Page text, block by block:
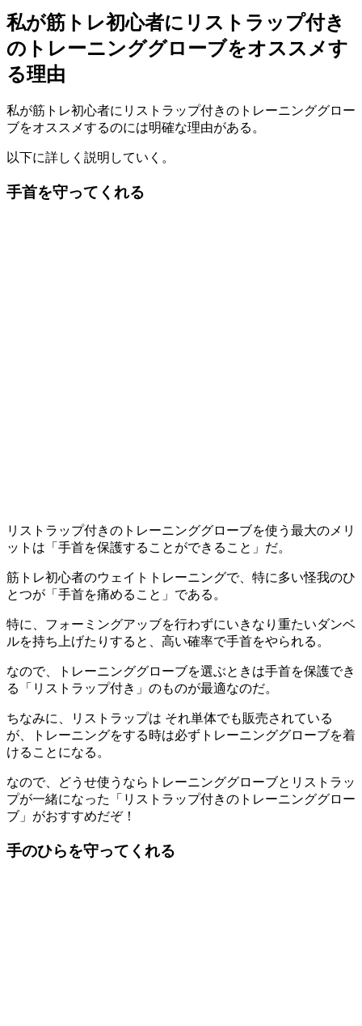
私が筋トレ初心者にリストラップ付き
のトレーニンググローブをオススメす
る理由
私が筋トレ初心者にリストラップ付きのトレーニンググロー
ブをオススメするのには明確な理由がある。
以下に詳しく説明していく。
手首を守ってくれる
リストラップ付きのトレーニンググローブを使う最大のメリ
ットは「 手首を保護することができること 」だ。
筋トレ初心者のウェイトトレーニングで、特に多い怪我のひ
とつが「 手首を痛めること 」である。
特に、 フォーミングアッブを行わずにいきなり重たいダンベ
ルを持ち上げたりすると、高い確率で手首をやられる。
なので、トレーニンググローブを選ぶときは手首を保護でき
る「 リストラップ付き 」のものが最適なのだ。
ちなみに、リストラップは それ単体でも販売されている
が、トレーニングをする時は必ずトレーニンググローブを着
けることになる。
なので、どうせ使うなら トレーニンググローブとリストラッ
プが一緒になった「リストラップ付きのトレーニンググロー
ブ」がおすすめだぞ！
手のひらを守ってくれる